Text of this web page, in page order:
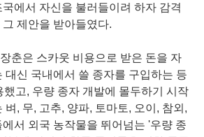
에서 자신을 불러들이려 하자 감격
제안을 받아들였다.
춘은 스카웃 비용으로 받은 돈을 자
대신 국내에서 쓸 종자를 구입하는 등
고, 우량 종자 개발에 몰두하기 시작
벼, 무, 고추, 양파, 토마토, 오이, 참외,
서 외국 농작물을 뛰어넘는 '우량 종